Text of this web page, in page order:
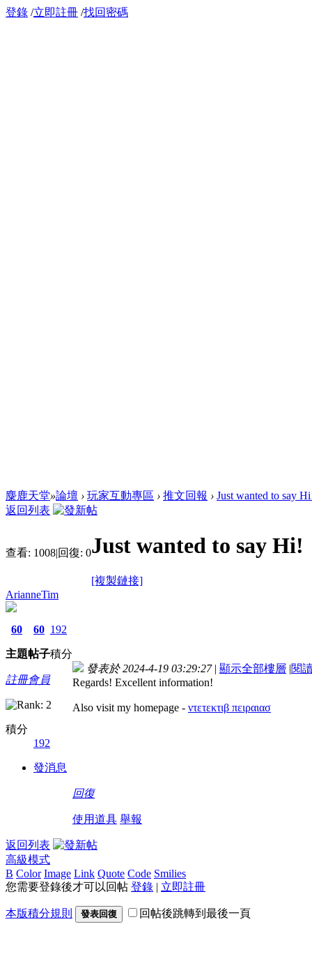
登錄 /立即註冊 /找回密碼
麋鹿天堂»論壇 › 玩家互動專區 › 推文回報 › Just wanted to say
返回列表
查看: 1008|回復: 0Just wanted to say Hi!
[複製鏈接]
ArianneTim
60
主題
60
帖子
192
積分
註冊會員
積分
192
發消息
發表於 2024-4-19 03:29:27 | 顯示全部樓層 |閱
Regards! Excellent information!
Also visit my homepage - ντετεκτιβ πειραιασ
回復
使用道具 舉報
返回列表
高級模式
B Color Image Link Quote Code Smilies
您需要登錄後才可以回帖 登錄 | 立即註冊
本版積分規則 發表回復 回帖後跳轉到最後一頁